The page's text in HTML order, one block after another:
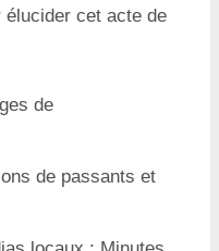
élucider cet acte de
de
de passants et